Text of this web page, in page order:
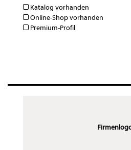
Katalog vorhanden
Online-Shop vorhanden
Premium-Profil